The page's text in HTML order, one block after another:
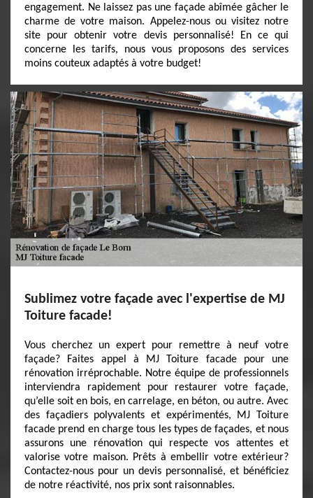
engagement. Ne laissez pas une façade abîmée gâcher le
charme de votre maison. Appelez-nous ou visitez notre
site pour obtenir votre devis personnalisé! En ce qui
concerne les tarifs, nous vous proposons des services
moins couteux adaptés à votre budget!
Sublimez votre façade avec l'expertise de MJ
Toiture facade!
Vous cherchez un expert pour remettre à neuf votre
façade? Faites appel à MJ Toiture facade pour une
rénovation irréprochable. Notre équipe de professionnels
interviendra rapidement pour restaurer votre façade,
qu’elle soit en bois, en carrelage, en béton, ou autre. Avec
des façadiers polyvalents et expérimentés, MJ Toiture
facade prend en charge tous les types de façades, et nous
assurons une rénovation qui respecte vos attentes et
valorise votre maison. Prêts à embellir votre extérieur?
Contactez-nous pour un devis personnalisé, et bénéficiez
de notre réactivité, nos prix sont raisonnables.